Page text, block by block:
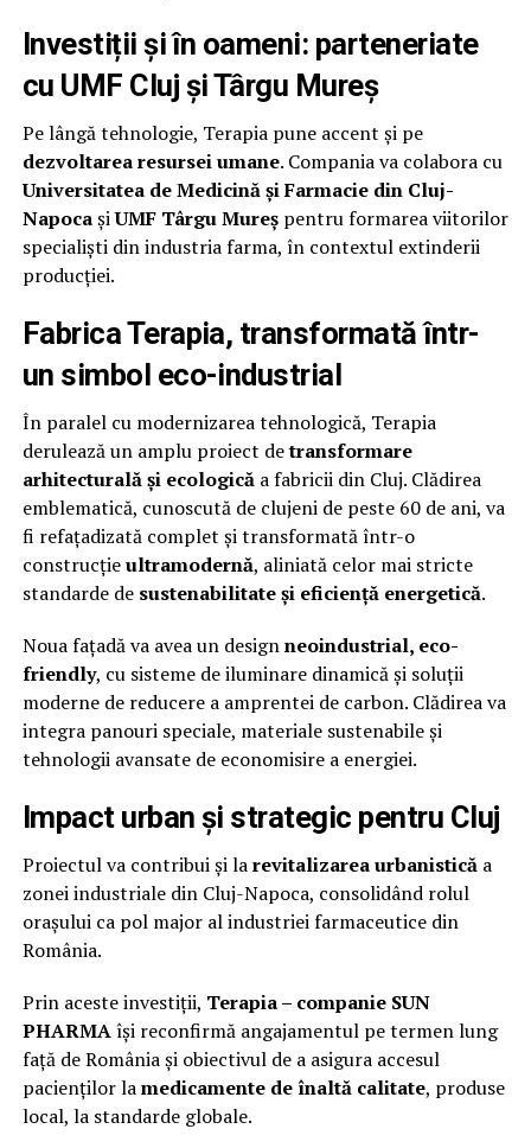
Investiții și în oameni: parteneriate
cu UMF Cluj și Târgu Mureș
Pe lângă tehnologie, Terapia pune accent și pe
dezvoltarea resursei umane. Compania va colabora cu
Universitatea de Medicină și Farmacie din Cluj-
NapocașiUMF Târgu Mureșpentru formarea viitorilor
specialiști din industria farma, în contextul extinderii
producției.
Fabrica Terapia, transformată într-
un simbol eco-industrial
În paralel cu modernizarea tehnologică, Terapia
derulează un amplu proiect detransformare
arhitecturală și ecologicăa fabricii din Cluj. Clădirea
emblematică, cunoscută de clujeni de peste 60 de ani, va
fi refațadizată complet și transformată într-o
construcțieultramodernă, aliniată celor mai stricte
standarde de sustenabilitate și eficiență energetică.
Noua fațadă va avea un designneoindustrial, eco-
friendly, cu sisteme de iluminare dinamică și soluții
moderne de reducere a amprentei de carbon. Clădirea va
integra panouri speciale, materiale sustenabile și
tehnologii avansate de economisire a energiei.
Impact urban și strategic pentru Cluj
Proiectul va contribui și larevitalizarea urbanisticăa
zonei industriale din Cluj-Napoca, consolidând rolul
orașului ca pol major al industriei farmaceutice din
România.
Prin aceste investiții, Terapia – companie SUN
PHARMAîși reconfirmă angajamentul pe termen lung
față de România și obiectivul de a asigura accesul
pacienților lamedicamente de înaltă calitate, produse
local, la standarde globale.